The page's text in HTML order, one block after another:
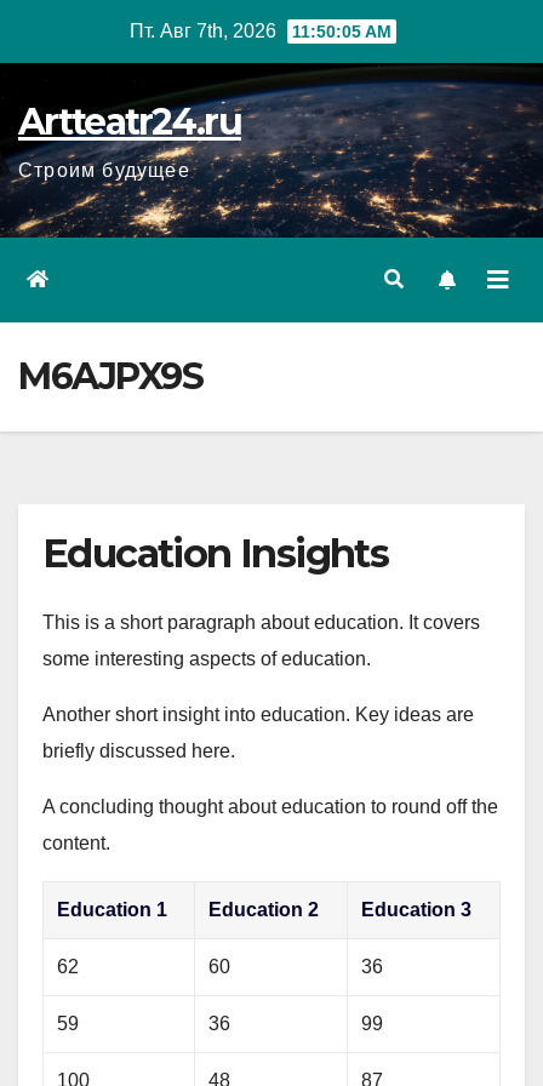
Пт. Авг 7th, 2026 11:50:06 AM
Artteatr24.ru
Строим будущее
M6AJPX9S
Education Insights
This is a short paragraph about education. It covers
some interesting aspects of education.
Another short insight into education. Key ideas are
briefly discussed here.
A concluding thought about education to round off the
content.
Education 1 Education 2 Education 3
62 60 36
59 36 99
100 48 87